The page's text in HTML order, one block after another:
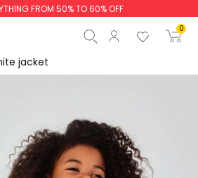
FROM 50% TO 60% OFF
0
€0.00
jacket